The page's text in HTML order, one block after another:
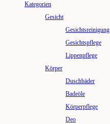
Kategorien
Gesicht
Gesichtsreinigung
Gesichtspflege
Lippenpflege
Körper
Duschbäder
Badeöle
Körperpflege
Deo